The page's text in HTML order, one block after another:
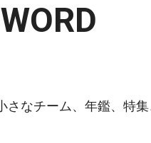
さなチーム、年鑑、特